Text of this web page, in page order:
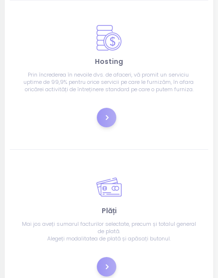
Hosting
Prin încrederea în nevoile dvs. de afaceri, vă promit un serviciu
uptime de 99,9% pentru orice servicii pe care le furnizăm, în afara
oricărei activități de întreținere standard pe care o putem furniza.
Comandă
Plăți
Mai jos aveți sumarul facturilor selectate, precum și totalul general
de plată.
Alegeți modalitatea de plată și apăsați butonul.
Plătește acum